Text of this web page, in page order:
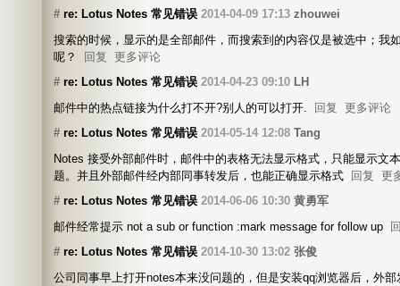
# re: Lotus Notes 常见错误 2014-04-09 17:13 zhouwei
搜索的时候，显示的是全部邮件，而搜索到的内容仅是被选中；我
呢？
回复
更多评论
# re: Lotus Notes 常见错误 2014-04-23 09:10 LH
邮件中的热点链接为什么打不开?别人的可以打开.
回复
更多评论
# re: Lotus Notes 常见错误 2014-05-14 12:08 Tang
Notes 接受外部邮件时，邮件中的表格无法显示格式，只能显示文
题。并且外部邮件经内部同事转发后，也能正确显示格式
回复
更
# re: Lotus Notes 常见错误 2014-06-06 10:30 黄勇军
邮件经常提示 not a sub or function :mark message for follow up
# re: Lotus Notes 常见错误 2014-10-30 13:02 张俊
公司同事早上打开notes本来没问题的，但是安装qq浏览器后，外